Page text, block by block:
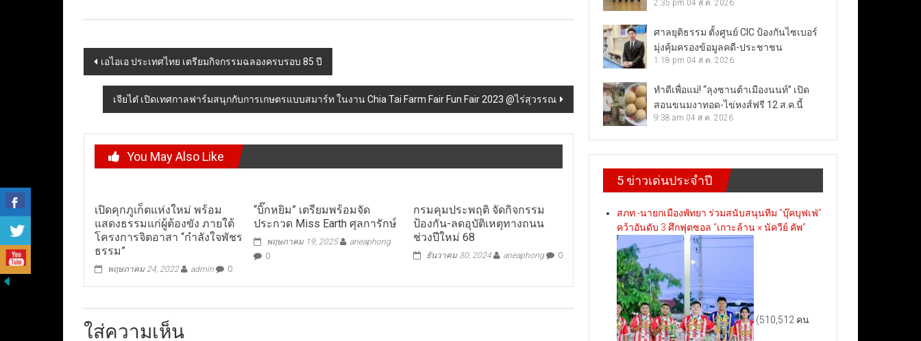
Post
navigation
เอไอเอ ประเทศไทย เตรียมกิจกรรมฉลองครบรอบ 85 ปี
เจียไต๋ เปิดเทศกาลฟาร์มสนุกกับการเกษตรแบบสมาร์ท ในงาน Chia Tai Farm Fair Fun Fair 2023 @ไร่สุวรรณ
You May Also Like
เปิดคุกภูเก็ตแห่งใหม่ พร้อม
แสดงธรรมแก่ผู้ต้องขัง ภายใต้
โครงการจิตอาสา “กำลังใจพัชร
ธรรม”
พฤษภาคม 24, 2022 admin 0
“บิ๊กหยิม”​ เตรียมพร้อมจัด
ประกวด​ Miss Earth ศุลการักษ์
พฤษภาคม 19, 2025
aneaphong
0
กรมคุมประพฤติ จัดกิจกรรม
ป้องกัน-ลดอุบัติเหตุทางถนน
ช่วงปีใหม่ 68
ธันวาคม 30, 2024 aneaphong 0
ใส่ความเห็น
2:35 pm 04 ส.ค. 2026
ศาลยุติธรรม ตั้งศูนย์ CIC ป้องกันไซเบอร์
มุ่งคุ้มครองข้อมูลคดี-ประชาชน
1:18 pm 04 ส.ค. 2026
ทำดีเพื่อแม่! “ลุงซานต้าเมืองนนท์” เปิด
สอนขนมงาทอด-ไข่หงส์ฟรี 12 ส.ค.นี้
9:38 am 04 ส.ค. 2026
5 ข่าวเด่นประจำปี
สภท.-นายกเมืองพัทยา ร่วมสนับสนุนทีม “บุ๊คบุฟเฟ่”
คว้าอันดับ 3 ศึกฟุตซอล “เกาะล้าน × นัควีย์ คัพ”
(510,512 คน